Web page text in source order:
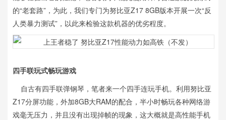
的“老套路”，为此，我们专门为努比亚Z17 8GB版本开展一次“反
人类暴力测试”，以此来检验这款机器的优劣程度。
四手联玩式畅玩游戏
自古有四手联弹钢琴，笔者来一个四手连玩手机。利用努比亚
Z17分屏功能，外加8GB大RAM的配合，半小时畅玩各种网络游
戏毫无压力，并且没有出现掉帧的现象，这大概就是高性能手机